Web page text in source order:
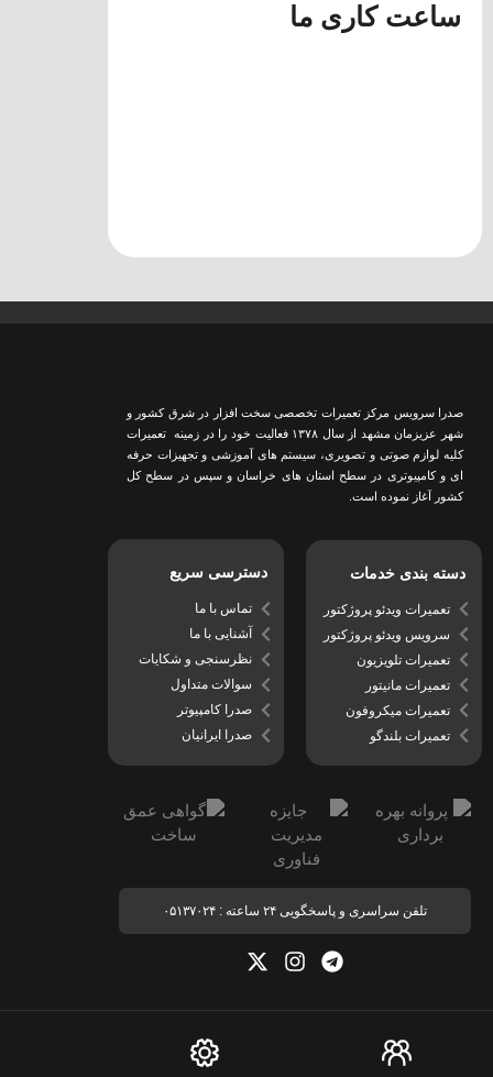
ساعت کاری ما
صدرا سرویس مرکز تعمیرات تخصصی سخت افزار در شرق کشور و
شهر عزیزمان مشهد از سال ١٣٧٨ فعالیت خود را در زمینه تعمیرات
کلیه لوازم صوتی و تصویری، سیستم های آموزشی و تجهیزات حرفه
ای و کامپیوتری در سطح استان های خراسان و سپس در سطح کل
کشور آغاز نموده است.
دسته بندی خدمات
تعمیرات ویدئو پروژکتور
سرویس ویدئو پروژکتور
تعمیرات تلویزیون
تعمیرات مانیتور
تعمیرات میکروفون
تعمیرات بلندگو
دسترسی سریع
تماس با ما
آشنایی با ما
نظرسنجی و شکایات
سوالات متداول
صدرا کامپیوتر
صدرا ایرانیان
تلفن سراسری و پاسخگویی ۲۴ ساعته : ۰۵۱۳۷۰۲۴